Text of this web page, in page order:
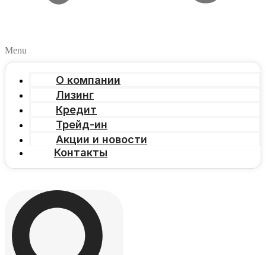
Menu
О компании
Лизинг
Кредит
Трейд-ин
Акции и новости
Контакты